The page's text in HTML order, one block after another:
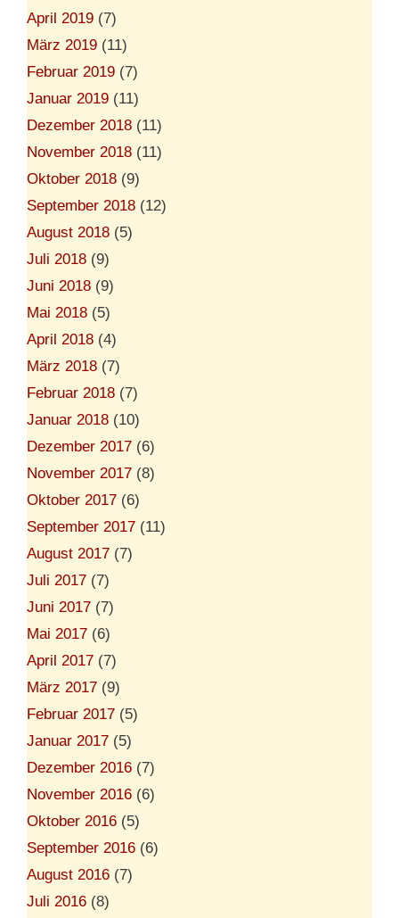
April 2019 (7)
März 2019 (11)
Februar 2019 (7)
Januar 2019 (11)
Dezember 2018 (11)
November 2018 (11)
Oktober 2018 (9)
September 2018 (12)
August 2018 (5)
Juli 2018 (9)
Juni 2018 (9)
Mai 2018 (5)
April 2018 (4)
März 2018 (7)
Februar 2018 (7)
Januar 2018 (10)
Dezember 2017 (6)
November 2017 (8)
Oktober 2017 (6)
September 2017 (11)
August 2017 (7)
Juli 2017 (7)
Juni 2017 (7)
Mai 2017 (6)
April 2017 (7)
März 2017 (9)
Februar 2017 (5)
Januar 2017 (5)
Dezember 2016 (7)
November 2016 (6)
Oktober 2016 (5)
September 2016 (6)
August 2016 (7)
Juli 2016 (8)